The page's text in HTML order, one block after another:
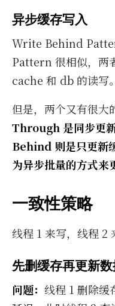
异步缓存写入
Write Be­hind
Pat­tern 很相似，两
cache 和 db 的读写。
但是，两个又有很大
Through 是同步更
Behind 则是只更新
为异步批量的方式来
一致性策略
线程 1 来写，线程 2
先删缓存再更新
问题： 线程 1 删除